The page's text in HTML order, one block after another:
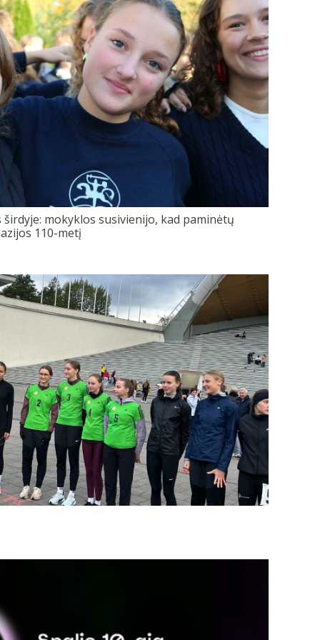
mokyklos susivienijo, kad paminėtų
110-metį